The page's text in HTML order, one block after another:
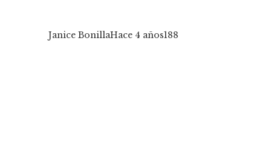
Janice BonillaHace 4 años188